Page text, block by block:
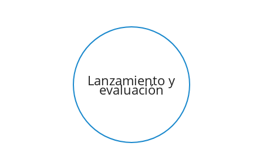
Lanzamiento y
evaluación